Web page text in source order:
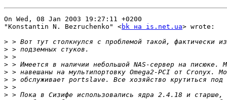
On Wed, 08 Jan 2003 19:27:11 +0200
"Konstantin N. Bezruchenko" <bk на is.net.ua> wrote:
>
>
>
>
>
>
>
>